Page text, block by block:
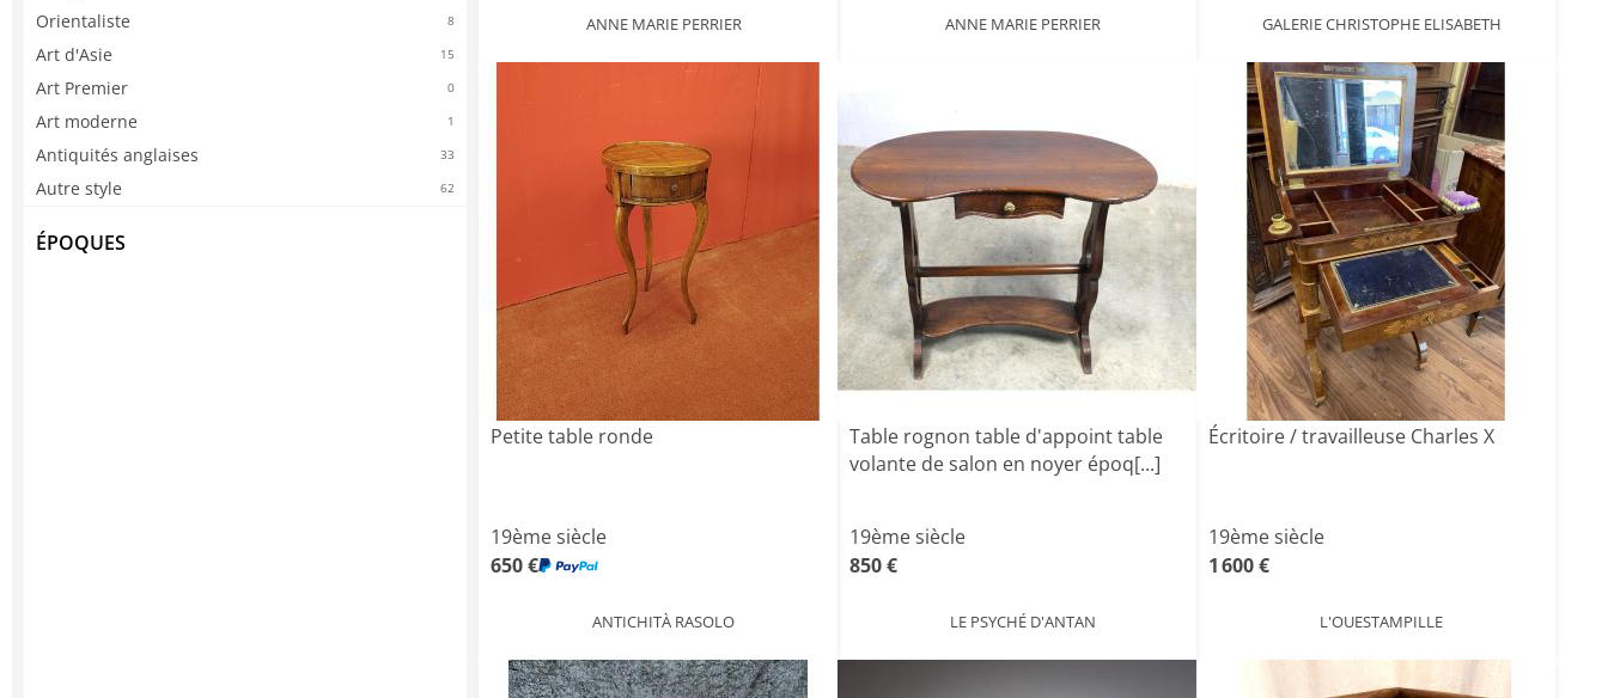
Orientaliste 8
Art d'Asie 15
Art Premier 0
Art moderne 1
Antiquités anglaises 33
Autre style 62
ÉPOQUES
ANNE MARIE PERRIER ANNE MARIE PERRIER GALERIE CHRISTOPHE ELISABETH
Petite table ronde
19ème siècle
650 €
ANTICHITÀ RASOLO
Table rognon table d'appoint table
volante de salon en noyer époq[...]
19ème siècle
850 €
LE PSYCHÉ D'ANTAN
Écritoire / travailleuse Charles X
19ème siècle
1 600 €
L'OUESTAMPILLE